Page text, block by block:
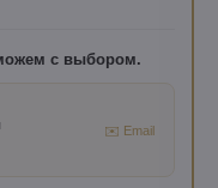
с выбором.
✉️ Email